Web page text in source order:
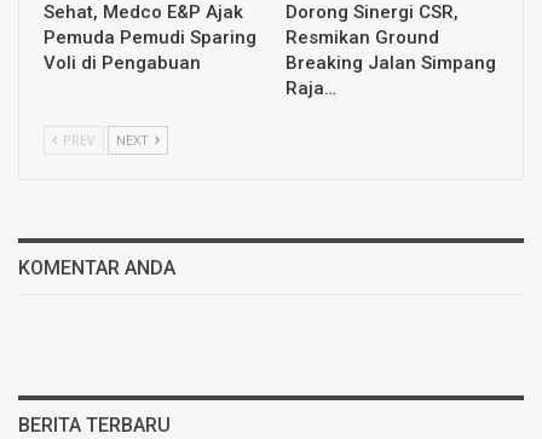
Sehat, Medco E&P Ajak
Pemuda Pemudi Sparing
Voli di Pengabuan
Dorong Sinergi CSR,
Resmikan Ground
Breaking Jalan Simpang
Raja…
PREV NEXT
KOMENTAR ANDA
BERITA TERBARU